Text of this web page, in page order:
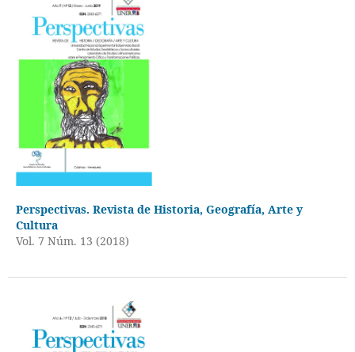
Perspectivas. Revista de Historia, Geografía, Arte y
Cultura
Vol. 7 Núm. 13 (2018)